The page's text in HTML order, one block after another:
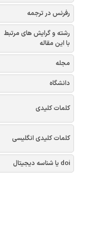
رفرنس در ترجمه
رشته و گرایش های مرتبط
با این مقاله
مجله
دانشگاه
کلمات کلیدی
کلمات کلیدی انگلیسی
doi یا شناسه دیجیتال